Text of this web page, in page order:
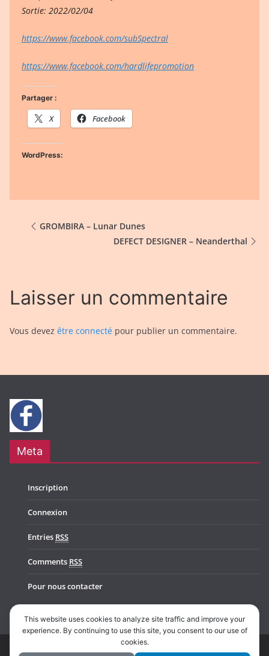
Sortie: 2022/02/04
https://www.facebook.com/subSpectral
https://www.facebook.com/hardlifepromotion
Partager :
X Facebook
WordPress:
GROMBIRA – Lunar Dunes
DEFECT DESIGNER – Neanderthal
Laisser un commentaire
Vous devez être connecté pour publier un commentaire.
Meta
Inscription
Connexion
Entries RSS
Comments RSS
Pour nous contacter
This website uses cookies to analyze site traffic and improve your
experience. By continuing to use this site, you consent to our use of
cookies.